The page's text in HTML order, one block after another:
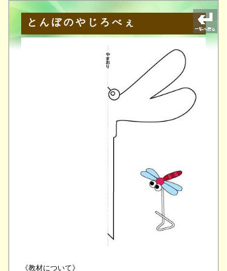
とんぼのやじろべぇ
《教材について》